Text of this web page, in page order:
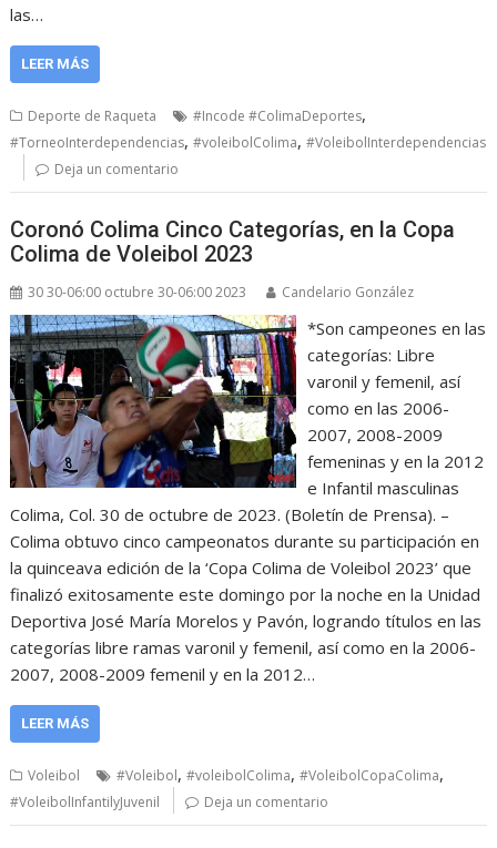
las…
LEER MÁS
Deporte de Raqueta #Incode #ColimaDeportes,
#TorneoInterdependencias,#voleibolColima,#VoleibolInterdependencias
Deja un comentario
Coronó Colima Cinco Categorías, en la Copa
Colima de Voleibol 2023
30 30-06:00 octubre 30-06:00 2023 Candelario González
*Son campeones en las
categorías: Libre
varonil y femenil, así
como en las 2006-
2007, 2008-2009
femeninas y en la 2012
e Infantil masculinas
Colima, Col. 30 de octubre de 2023. (Boletín de Prensa). –
Colima obtuvo cinco campeonatos durante su participación en
la quinceava edición de la ‘Copa Colima de Voleibol 2023’ que
finalizó exitosamente este domingo por la noche en la Unidad
Deportiva José María Morelos y Pavón, logrando títulos en las
categorías libre ramas varonil y femenil, así como en la 2006-
2007, 2008-2009 femenil y en la 2012…
LEER MÁS
Voleibol #Voleibol,#voleibolColima,#VoleibolCopaColima,
#VoleibolInfantilyJuvenil Deja un comentario